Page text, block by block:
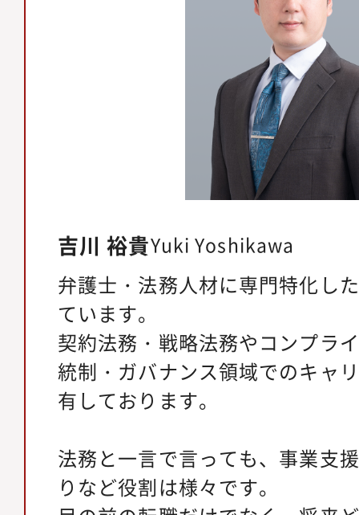
吉川 裕貴Yuki Yoshikawa
弁護士・法務人材に専門特化し
ています。
契約法務・戦略法務やコンプラ
統制・ガバナンス領域でのキャ
有しております。
法務と一言で言っても、事業支
りなど役割は様々です。